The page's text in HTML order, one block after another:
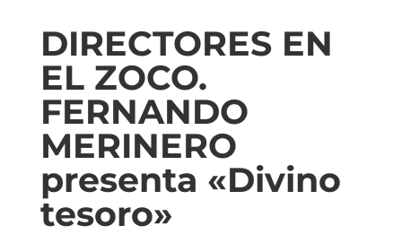
DIRECTORES EN
EL ZOCO.
FERNANDO
MERINERO
presenta «Divino
tesoro»